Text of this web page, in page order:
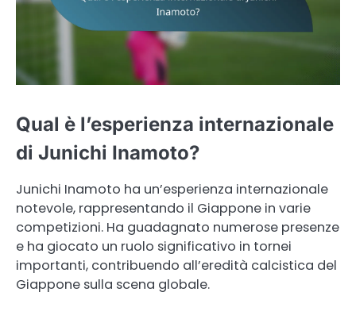
Qual è l’esperienza internazionale
di Junichi Inamoto?
Junichi Inamoto ha un’esperienza internazionale
notevole, rappresentando il Giappone in varie
competizioni. Ha guadagnato numerose presenze
e ha giocato un ruolo significativo in tornei
importanti, contribuendo all’eredità calcistica del
Giappone sulla scena globale.